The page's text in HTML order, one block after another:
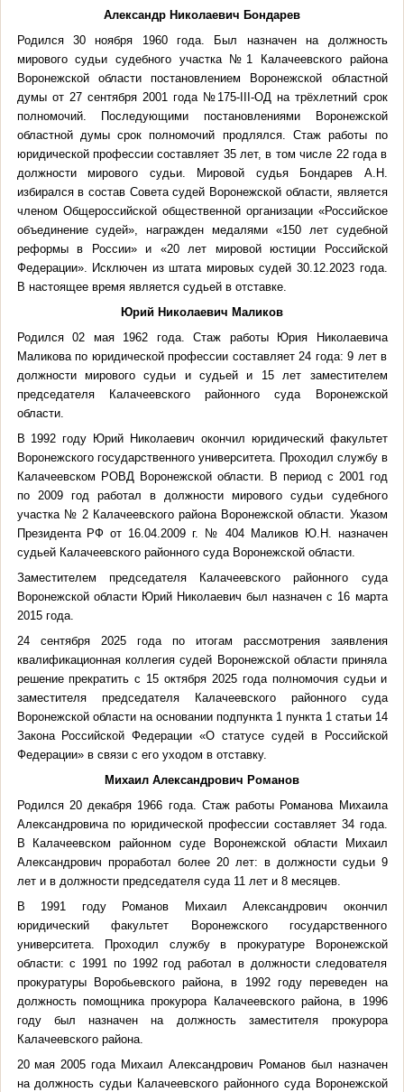
Александр Николаевич Бондарев
Родился 30 ноября 1960 года. Был назначен на должность
мирового судьи судебного участка №1 Калачеевского района
Воронежской области постановлением Воронежской областной
думы от 27 сентября 2001 года №175-III-ОД на трёхлетний срок
полномочий. Последующими постановлениями Воронежской
областной думы срок полномочий продлялся. Стаж работы по
юридической профессии составляет 35 лет, в том числе 22 года в
должности мирового судьи. Мировой судья Бондарев А.Н.
избирался в состав Совета судей Воронежской области, является
членом Общероссийской общественной организации «Российское
объединение судей», награжден медалями «150 лет судебной
реформы в России» и «20 лет мировой юстиции Российской
Федерации». Исключен из штата мировых судей 30.12.2023 года.
В настоящее время является судьей в отставке.
Юрий Николаевич Маликов
Родился 02 мая 1962 года. Стаж работы Юрия Николаевича
Маликова по юридической профессии составляет 24 года: 9 лет в
должности мирового судьи и судьей и 15 лет заместителем
председателя Калачеевского районного суда Воронежской
области.
В 1992 году Юрий Николаевич окончил юридический факультет
Воронежского государственного университета. Проходил службу в
Калачеевском РОВД Воронежской области. В период с 2001 год
по 2009 год работал в должности мирового судьи судебного
участка № 2 Калачеевского района Воронежской области. Указом
Президента РФ от 16.04.2009 г. № 404 Маликов Ю.Н. назначен
судьей Калачеевского районного суда Воронежской области.
Заместителем председателя Калачеевского районного суда
Воронежской области Юрий Николаевич был назначен с 16 марта
2015 года.
24 сентября 2025 года по итогам рассмотрения заявления
квалификационная коллегия судей Воронежской области приняла
решение прекратить с 15 октября 2025 года полномочия судьи и
заместителя председателя Калачеевского районного суда
Воронежской области на основании подпункта 1 пункта 1 статьи 14
Закона Российской Федерации «О статусе судей в Российской
Федерации» в связи с его уходом в отставку.
Михаил Александрович Романов
Родился 20 декабря 1966 года. Стаж работы Романова Михаила
Александровича по юридической профессии составляет 34 года.
В Калачеевском районном суде Воронежской области Михаил
Александрович проработал более 20 лет: в должности судьи 9
лет и в должности председателя суда 11 лет и 8 месяцев.
В 1991 году Романов Михаил Александрович окончил
юридический факультет Воронежского государственного
университета. Проходил службу в прокуратуре Воронежской
области: с 1991 по 1992 год работал в должности следователя
прокуратуры Воробьевского района, в 1992 году переведен на
должность помощника прокурора Калачеевского района, в 1996
году был назначен на должность заместителя прокурора
Калачеевского района.
20 мая 2005 года Михаил Александрович Романов был назначен
на должность судьи Калачеевского районного суда Воронежской